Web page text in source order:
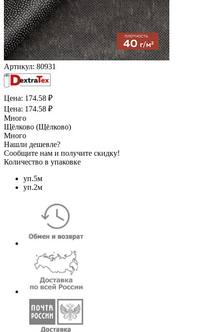
Артикул: 80931
Цена: 174.58 ₽
Цена: 174.58 ₽
Много
Щёлково (Щёлково)
Много
Нашли дешевле?
Сообщите нам и получите скидку!
Количество в упаковке
уп.5м
уп.2м